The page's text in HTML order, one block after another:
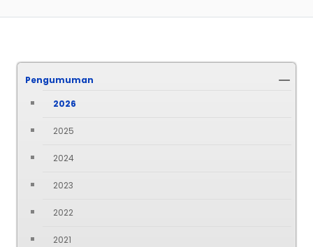
Pengumuman
2026
2025
2024
2023
2022
2021